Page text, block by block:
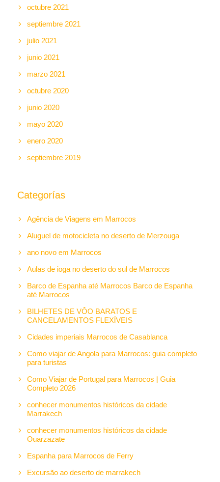
octubre 2021
septiembre 2021
julio 2021
junio 2021
marzo 2021
octubre 2020
junio 2020
mayo 2020
enero 2020
septiembre 2019
Categorías
Agência de Viagens em Marrocos
Aluguel de motocicleta no deserto de Merzouga
ano novo em Marrocos
Aulas de ioga no deserto do sul de Marrocos
Barco de Espanha até Marrocos Barco de Espanha
até Marrocos
BILHETES DE VÔO BARATOS E
CANCELAMENTOS FLEXÍVEIS
Cidades imperiais Marrocos de Casablanca
Como viajar de Angola para Marrocos: guia completo
para turistas
Como Viajar de Portugal para Marrocos | Guia
Completo 2026
conhecer monumentos históricos da cidade
Marrakech
conhecer monumentos históricos da cidade
Ouarzazate
Espanha para Marrocos de Ferry
Excursão ao deserto de marrakech